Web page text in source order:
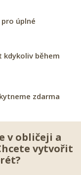
úplné
kdykoliv během
zdarma
v obličeji a
vytvořit